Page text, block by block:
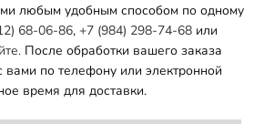
любым удобным способом по одному
68-06-86, +7 (984) 298-74-68 или
После обработки вашего заказа
по телефону или электронной
время для доставки.